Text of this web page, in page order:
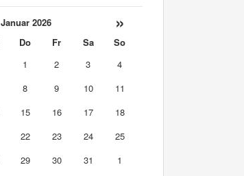
Januar 2026 »
Do Fr Sa
So
1 2 3
4
8 9 10
11
15 16 17
18
22 23 24
25
29 30 31
1